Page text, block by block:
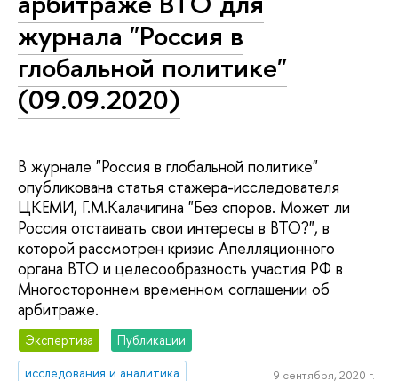
журнала "Россия в
глобальной политике"
(09.09.2020)
В журнале "Россия в глобальной политике"
опубликована статья стажера-исследователя
ЦКЕМИ, Г.М.Калачигина "Без споров. Может ли
Россия отстаивать свои интересы в ВТО?", в
которой рассмотрен кризис Апелляционного
органа ВТО и целесообразность участия РФ в
Многостороннем временном соглашении об
арбитраже.
Экспертиза
Публикации
исследования и аналитика
9 сентября, 2020 г.